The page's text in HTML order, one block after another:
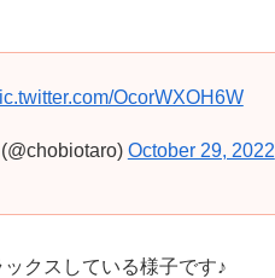
OcorWXOH6W
October 29, 2022
クスしている様子です♪